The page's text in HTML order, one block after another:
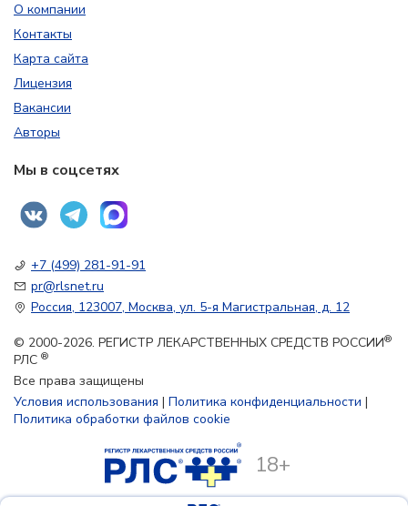
О компании
Контакты
Карта сайта
Лицензия
Вакансии
Авторы
Мы в соцсетях
+7 (499) 281-91-91
pr@rlsnet.ru
Россия, 123007, Москва, ул. 5-я Магистральная, д. 12
© 2000-2026. РЕГИСТР ЛЕКАРСТВЕННЫХ СРЕДСТВ РОССИИ®
РЛС ®
Все права защищены
Условия использования | Политика конфиденциальности |
Политика обработки файлов cookie
18+